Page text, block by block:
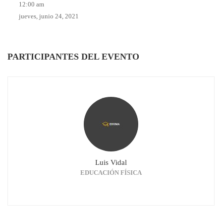
12:00 am
jueves, junio 24, 2021
PARTICIPANTES DEL EVENTO
Luis Vidal
EDUCACIÓN FÍSICA